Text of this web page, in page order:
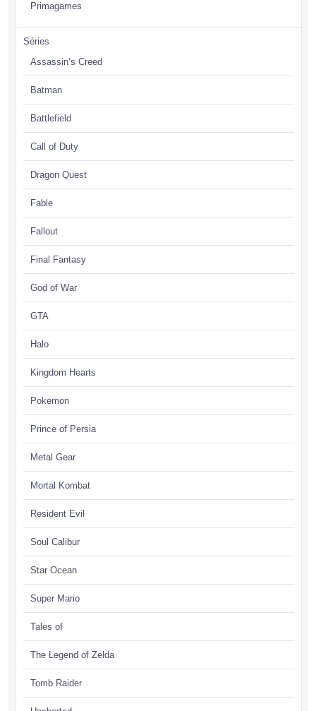
Primagames
Séries
Assassin’s Creed
Batman
Battlefield
Call of Duty
Dragon Quest
Fable
Fallout
Final Fantasy
God of War
GTA
Halo
Kingdom Hearts
Pokemon
Prince of Persia
Metal Gear
Mortal Kombat
Resident Evil
Soul Calibur
Star Ocean
Super Mario
Tales of
The Legend of Zelda
Tomb Raider